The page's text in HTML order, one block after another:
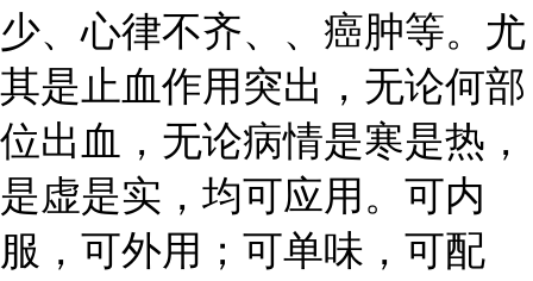
少、心律不齐、、癌肿等。尤
其是止血作用突出，无论何部
位出血，无论病情是寒是热，
是虚是实，均可应用。可内
服，可外用；可单味，可配